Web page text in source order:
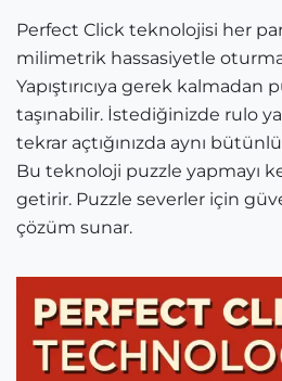
Perfect Click teknolojisi her
milimetrik hassasiyetle
Yapıştırıcıya gerek
taşınabilir. İstediğinizde rulo
tekrar açtığınızda aynı
Bu teknoloji puzzle yapmayı
getirir. Puzzle severler için
çözüm sunar.